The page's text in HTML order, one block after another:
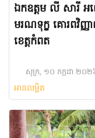
ឯកឧត្តម លី សារី អ
មរណទុក្ខ គោរពវិញ្
ខេត្តកំពត
សុក្រ, ១០ កក្កដា ២០២
អានលម្អិត